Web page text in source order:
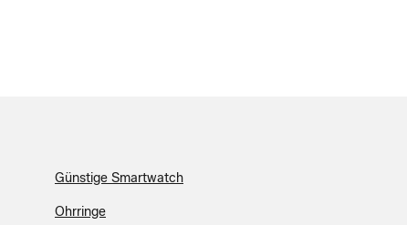
Günstige Smartwatch
Ohrringe